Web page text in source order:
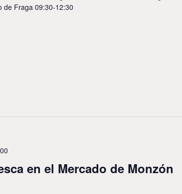
de Fraga 09:30-12:30
en el Mercado de Monzón